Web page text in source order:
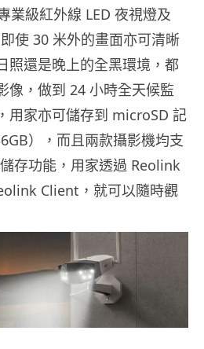
業級紅外線 LED 夜視燈及
使 30 米外的畫面亦可清晰
照還是晚上的全黑環境，都
像，做到 24 小時全天候監
用家亦可儲存到 microSD 記
），而且兩款攝影機均支
存功能，用家透過 Reolink
Client，就可以隨時觀